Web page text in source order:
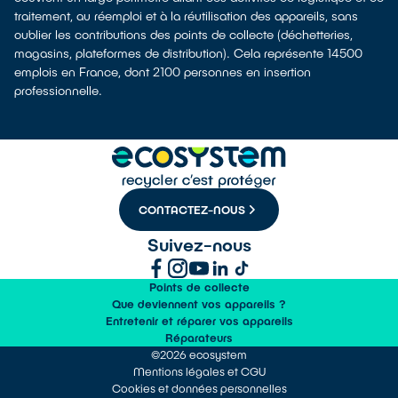
traitement, au réemploi et à la réutilisation des appareils, sans
oublier les contributions des points de collecte (déchetteries,
magasins, plateformes de distribution). Cela représente 14500
emplois en France, dont 2100 personnes en insertion
professionnelle.
CONTACTEZ-NOUS
Suivez-nous
Points de collecte
Que deviennent vos appareils ?
Entretenir et réparer vos appareils
Réparateurs
©2026 ecosystem
Mentions légales et CGU
Cookies et données personnelles